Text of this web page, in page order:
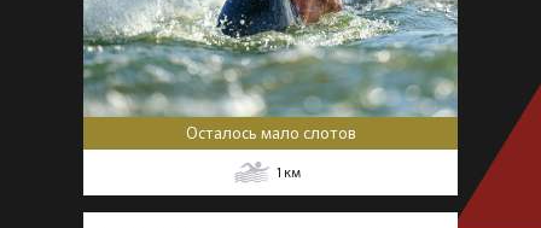
Осталось мало слотов
1 км